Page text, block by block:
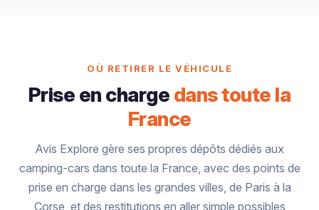
OÙ RETIRER LE VÉHICULE
Prise en charge dans toute la
France
Avis Explore gère ses propres dépôts dédiés aux
camping-cars dans toute la France, avec des points de
prise en charge dans les grandes villes, de Paris à la
Corse, et des restitutions en aller simple possibles